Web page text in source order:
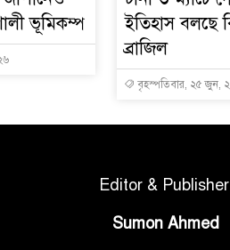
ভূমিকম্প
ইতিহাস বলছে
ব্রাজিল
বৃহস্পতিবার, ২৫ জুন,
Editor &
Sumon Ahmed